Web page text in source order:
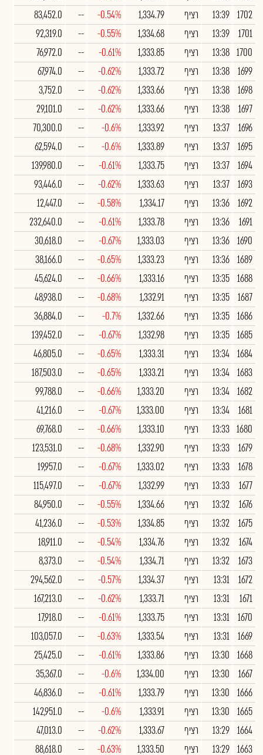
1702
13:39 רציף 1,334.79
-0.54%
--
83,452.0
1701
13:39 רציף 1,334.68
-0.55%
--
92,319.0
1700
13:38 רציף 1,333.85
-0.61%
--
76,972.0
1699
13:38 רציף 1,333.72
-0.62%
--
67,974.0
1698
13:38 רציף 1,333.66
-0.62%
--
3,752.0
1697
13:38 רציף 1,333.66
-0.62%
--
29,101.0
1696
13:37 רציף 1,333.92
-0.6%
--
70,300.0
1695
13:37 רציף 1,333.89
-0.6%
--
62,594.0
1694
13:37 רציף 1,333.75
-0.61%
--
139,980.0
1693
13:37 רציף 1,333.63
-0.62%
--
93,446.0
1692
13:36 רציף 1,334.17
-0.58%
--
12,447.0
1691
13:36 רציף 1,333.78
-0.61%
--
232,640.0
1690
13:36 רציף 1,333.03
-0.67%
--
30,618.0
1689
13:36 רציף 1,333.23
-0.65%
--
38,166.0
1688
13:35 רציף 1,333.16
-0.66%
--
45,624.0
1687
13:35 רציף 1,332.91
-0.68%
--
48,938.0
1686
13:35 רציף 1,332.66
-0.7%
--
36,884.0
1685
13:35 רציף 1,332.98
-0.67%
--
139,452.0
1684
13:34 רציף 1,333.31
-0.65%
--
46,805.0
1683
13:34 רציף 1,333.21
-0.65%
--
187,503.0
1682
13:34 רציף 1,333.20
-0.66%
--
99,788.0
1681
13:34 רציף 1,333.00
-0.67%
--
41,216.0
1680
13:33 רציף 1,333.10
-0.66%
--
69,768.0
1679
13:33 רציף 1,332.90
-0.68%
--
123,531.0
1678
13:33 רציף 1,333.02
-0.67%
--
19,957.0
1677
13:33 רציף 1,332.99
-0.67%
--
115,497.0
1676
13:32 רציף 1,334.66
-0.55%
--
84,950.0
1675
13:32 רציף 1,334.85
-0.53%
--
41,236.0
1674
13:32 רציף 1,334.76
-0.54%
--
18,911.0
1673
13:32 רציף 1,334.71
-0.54%
--
8,373.0
1672
13:31 רציף 1,334.37
-0.57%
--
294,562.0
1671
13:31 רציף 1,333.71
-0.62%
--
167,213.0
1670
13:31 רציף 1,333.75
-0.61%
--
17,918.0
1669
13:31 רציף 1,333.54
-0.63%
--
103,057.0
1668
13:30 רציף 1,333.86
-0.61%
--
25,425.0
1667
13:30 רציף 1,334.00
-0.6%
--
35,367.0
1666
13:30 רציף 1,333.79
-0.61%
--
46,836.0
1665
13:30 רציף 1,333.91
-0.6%
--
142,951.0
1664
13:29 רציף 1,333.67
-0.62%
--
47,013.0
1663
13:29 רציף 1,333.50
-0.63%
--
88,618.0